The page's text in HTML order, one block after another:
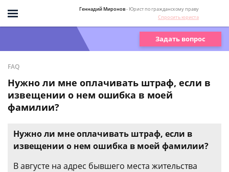
Геннадий Миронов- Юрист по гражданскому праву
Спросить юриста
Задать вопрос
FAQ
Нужно ли мне оплачивать штраф, если в
извещении о нем ошибка в моей
фамилии?
Нужно ли мне оплачивать штраф, если в
извещении о нем ошибка в моей фамилии?
В августе на адрес бывшего места жительства